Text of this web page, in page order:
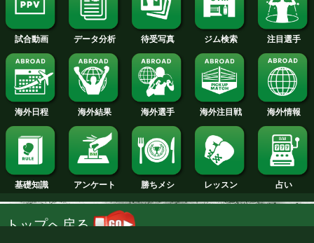
2013年
2012年
2011年
2010年